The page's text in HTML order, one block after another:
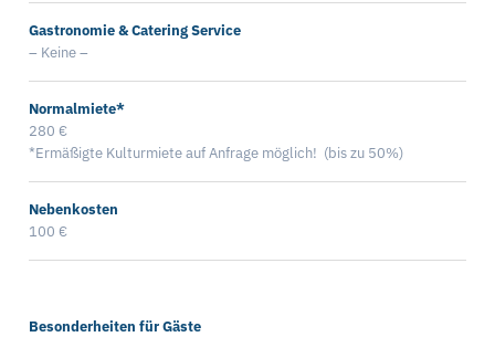
Gastronomie & Catering Service
– Keine –
Normalmiete*
280 €
*Ermäßigte Kulturmiete auf Anfrage möglich! (bis zu 50%)
Nebenkosten
100 €
Besonderheiten für Gäste